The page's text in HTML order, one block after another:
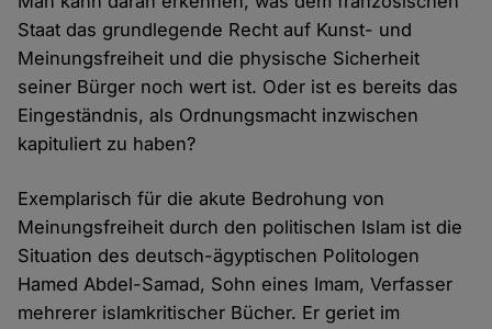
Staat das grundlegende Recht auf Kunst- und
Meinungsfreiheit und die physische Sicherheit
seiner Bürger noch wert ist. Oder ist es bereits das
Eingeständnis, als Ordnungsmacht inzwischen
kapituliert zu haben?
Exemplarisch für die akute Bedrohung von
Meinungsfreiheit durch den politischen Islam ist die
Situation des deutsch-ägyptischen Politologen
Hamed Abdel-Samad, Sohn eines Imam, Verfasser
mehrerer islamkritischer Bücher. Er geriet im